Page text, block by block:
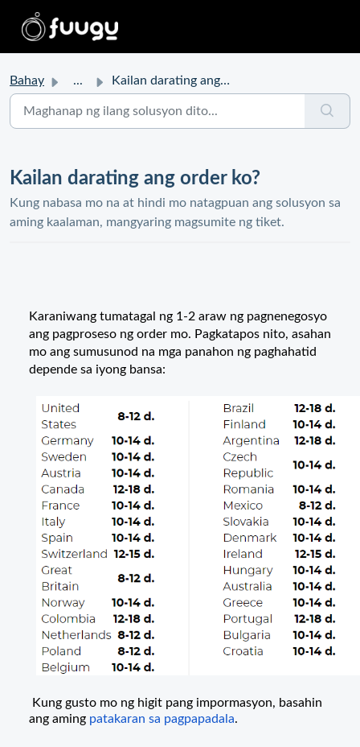
Bahay ... Kailan darating ang order ko?
Kailan darating ang order ko?
Kung nabasa mo na at hindi mo natagpuan ang solusyon sa
aming kaalaman, mangyaring magsumite ng tiket.
Karaniwang tumatagal ng 1-2 araw ng pagnenegosyo
ang pagproseso ng order mo. Pagkatapos nito, asahan
mo ang sumusunod na mga panahon ng paghahatid
depende sa iyong bansa:
Kung gusto mo ng higit pang impormasyon, basahin
ang aming patakaran sa pagpapadala.